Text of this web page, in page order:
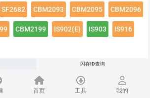
首页 工具 我的
SF2682 CBM2093 CBM2095 CBM2096
CBM2199 IS902(E) IS903 IS916
闪存ID查询